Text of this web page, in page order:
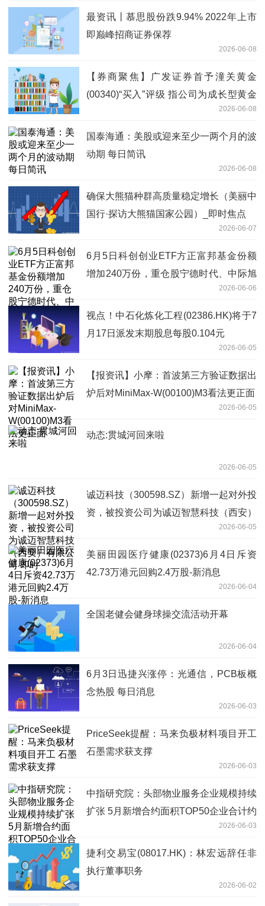
最资讯丨慕思股份跌9.94% 2022年上市
即巅峰招商证券保荐
2026-06-08
【券商聚焦】广发证券首予潼关黄金
(00340)“买入”评级 指公司为成长型黄金
2026-06-08
国泰海通：美股或迎来至少一两个月的波
动期 每日简讯
2026-06-08
确保大熊猫种群高质量稳定增长（美丽中
国行·探访大熊猫国家公园）_即时焦点
2026-06-07
6月5日科创创业ETF方正富邦基金份额
增加240万份，重仓股宁德时代、中际旭
2026-06-06
视点！中石化炼化工程(02386.HK)将于7
月17日派发末期股息每股0.104元
2026-06-05
【报资讯】小摩：首波第三方验证数据出
炉后对MiniMax-W(00100)M3看法更正面
2026-06-05
动态:贯城河回来啦
2026-06-05
诚迈科技（300598.SZ）新增一起对外投
资，被投资公司为诚迈智慧科技（西安）
2026-06-05
美丽田园医疗健康(02373)6月4日斥资
42.73万港元回购2.4万股-新消息
2026-06-04
全国老健会健身球操交流活动开幕
2026-06-04
6月3日迅捷兴涨停：光通信，PCB板概
念热股 每日消息
2026-06-03
PriceSeek提醒：马来负极材料项目开工
石墨需求获支撑
2026-06-03
中指研究院：头部物业服务企业规模持续
扩张 5月新增合约面积TOP50企业合计约
2026-06-03
捷利交易宝(08017.HK)：林宏远辞任非
执行董事职务
2026-06-02